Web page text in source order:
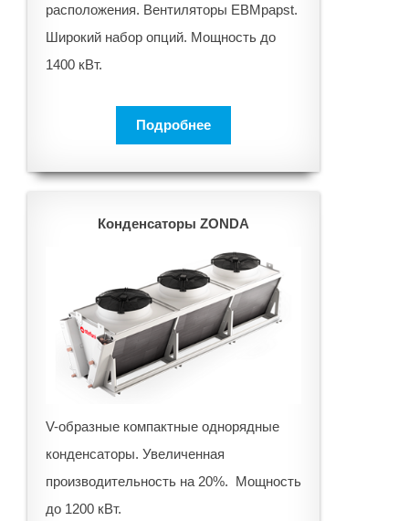
расположения. Вентиляторы EBMpapst.
Широкий набор опций. Мощность до
1400 кВт.
Подробнее
Конденсаторы ZONDA
V-образные компактные однорядные
конденсаторы. Увеличенная
производительность на 20%. Мощность
до 1200 кВт.